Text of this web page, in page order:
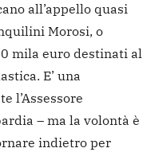
all’appello quasi
Morosi, o
mila euro destinati al
E’ una
l’Assessore
– ma la volontà è
indietro per